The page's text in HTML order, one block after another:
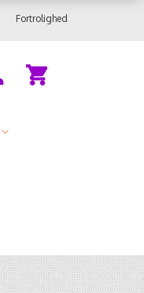
Fortrolighed